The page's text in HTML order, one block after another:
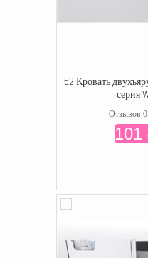
52 Кровать
серия
Отзывов 0
101